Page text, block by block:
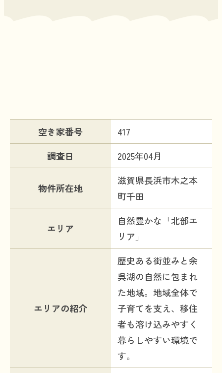
空き家番号
417
調査日
2025年04月
物件所在地
滋賀県長浜市木之本
町千田
エリア
自然豊かな「北部エ
リア」
エリアの紹介
歴史ある街並みと余
呉湖の自然に包まれ
た地域。地域全体で
子育てを支え、移住
者も溶け込みやすく
暮らしやすい環境で
す。